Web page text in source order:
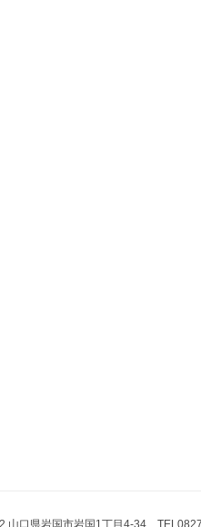
山口県岩国市岩国1丁目4-34